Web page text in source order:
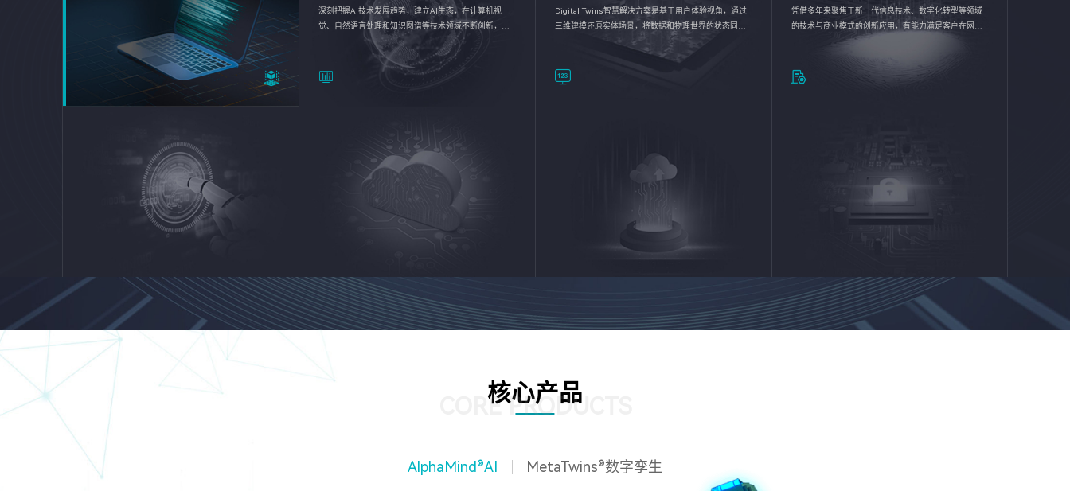
深刻把握AI技术发展趋势，建立AI生态，在计算机视
觉、自然语言处理和知识图谱等技术领域不断创新，持
续优化企业数智化转型加速器—AlphaMind®AI能力开放
Digital Twins智慧解决方案是基于用户体验视角，通过
三维建模还原实体场景，将数据和物理世界的状态同步
呈现，使用户对关键数据有更直观的感受，推动各行业
完成智能化转型，实现新旧动能的转换
凭借多年来聚焦于新一代信息技术、数字化转型等领域
的技术与商业模式的创新应用，有能力满足客户在网络
优化、运营维护和信息安全防护等方面的需求，为客户
核心产品
CORE PRODUCTS
AlphaMind®AI MetaTwins®数字孪生